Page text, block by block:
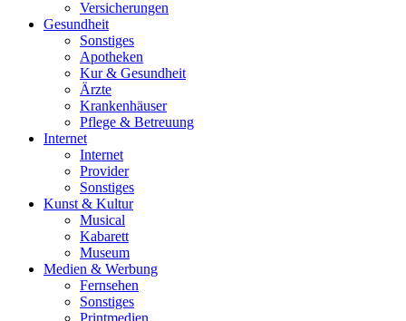
Versicherungen
Gesundheit
Sonstiges
Apotheken
Kur & Gesundheit
Ärzte
Krankenhäuser
Pflege & Betreuung
Internet
Internet
Provider
Sonstiges
Kunst & Kultur
Musical
Kabarett
Museum
Medien & Werbung
Fernsehen
Sonstiges
Printmedien